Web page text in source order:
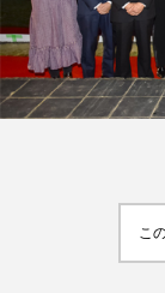
TAG LIST
こ